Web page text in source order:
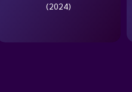
(2024)